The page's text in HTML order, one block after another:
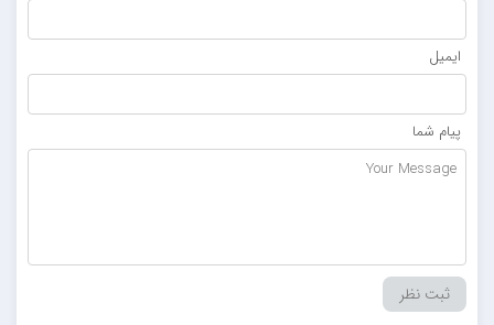
ایمیل
پیام شما